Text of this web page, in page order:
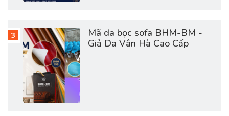
Mã da bọc sofa BHM-BM -
Giả Da Vân Hà Cao Cấp